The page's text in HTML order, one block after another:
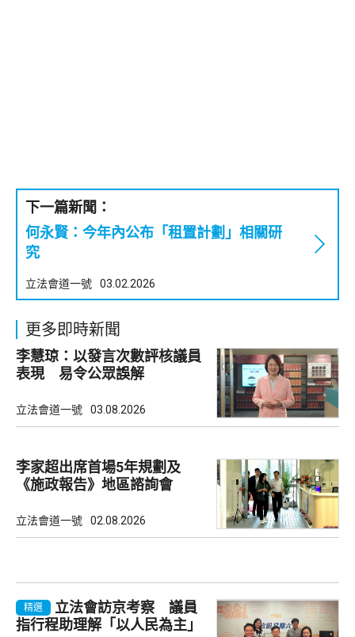
下一篇新聞：
何永賢：今年內公布「租置計劃」相關研
究
立法會道一號 03.02.2026
更多即時新聞
李慧琼：以發言次數評核議員
表現 易令公眾誤解
立法會道一號 03.08.2026
李家超出席首場5年規劃及
《施政報告》地區諮詢會
立法會道一號 02.08.2026
精選
立法會訪京考察 議員
指行程助理解「以人民為主」